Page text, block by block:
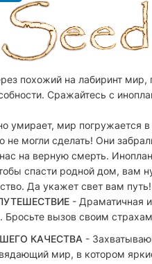
похожий на лабиринт
Сражайтесь с
умирает, мир погружается в
не могли сделать! Они
на верную смерть.
спасти родной дом, вам
Да укажет свет вам путь!
- Драматичная
Бросьте вызов своим
КАЧЕСТВА -
мир, в котором